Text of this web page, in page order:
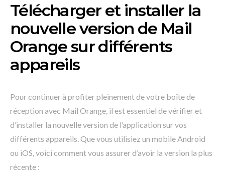
Télécharger et installer la
nouvelle version de Mail
Orange sur différents
appareils
Pour continuer à profiter pleinement de votre boîte de
réception avec Mail Orange, il est essentiel de vérifier et
d’installer la nouvelle version de l’application sur vos
différents appareils. Que vous utilisiez un mobile Android
ou iOS, voici comment vous assurer d’avoir la version la plus
récente :